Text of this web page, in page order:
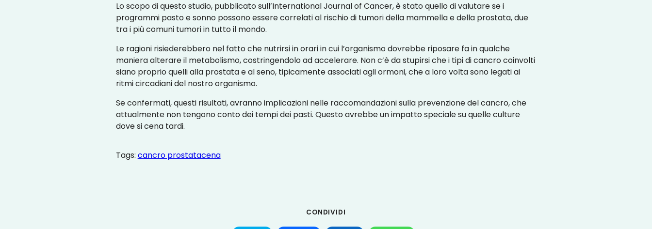
Lo scopo di questo studio, pubblicato sull’International Journal of Cancer, è stato quello di valutare se i
programmi pasto e sonno possono essere correlati al rischio di tumori della mammella e della prostata, due
tra i più comuni tumori in tutto il mondo.
Le ragioni risiederebbero nel fatto che nutrirsi in orari in cui l’organismo dovrebbe riposare fa in qualche
maniera alterare il metabolismo, costringendolo ad accelerare. Non c’è da stupirsi che i tipi di cancro coinvolti
siano proprio quelli alla prostata e al seno, tipicamente associati agli ormoni, che a loro volta sono legati ai
ritmi circadiani del nostro organismo.
Se confermati, questi risultati, avranno implicazioni nelle raccomandazioni sulla prevenzione del cancro, che
attualmente non tengono conto dei tempi dei pasti. Questo avrebbe un impatto speciale su quelle culture
dove si cena tardi.
Tags: cancro prostatacena
CONDIVIDI